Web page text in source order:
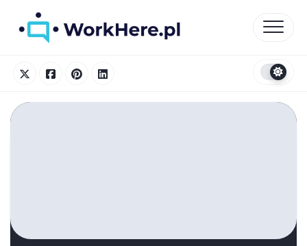
content